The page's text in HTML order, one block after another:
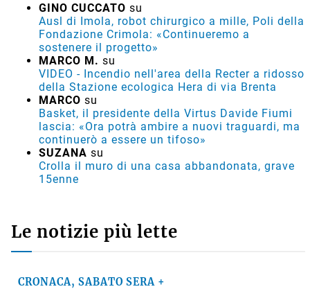
GINO CUCCATO su
Ausl di Imola, robot chirurgico a mille, Poli della
Fondazione Crimola: «Continueremo a
sostenere il progetto»
MARCO M. su
VIDEO - Incendio nell'area della Recter a ridosso
della Stazione ecologica Hera di via Brenta
MARCO su
Basket, il presidente della Virtus Davide Fiumi
lascia: «Ora potrà ambire a nuovi traguardi, ma
continuerò a essere un tifoso»
SUZANA su
Crolla il muro di una casa abbandonata, grave
15enne
Le notizie più lette
CRONACA, SABATO SERA +